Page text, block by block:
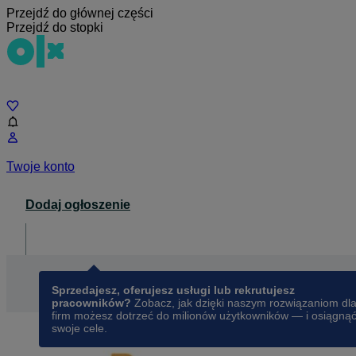
Przejdź do głównej części
Przejdź do stopki
Twoje konto
Dodaj ogłoszenie
Sprzedajesz, oferujesz usługi lub rekrutujesz
pracowników? Zobacz, jak dzięki naszym rozwiązaniom dla
firm możesz dotrzeć do milionów użytkowników — i osiągnąć
swoje cele.